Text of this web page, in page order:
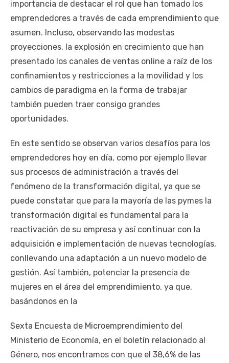
importancia de destacar el rol que han tomado los
emprendedores a través de cada emprendimiento que
asumen. Incluso, observando las modestas
proyecciones, la explosión en crecimiento que han
presentado los canales de ventas online a raíz de los
confinamientos y restricciones a la movilidad y los
cambios de paradigma en la forma de trabajar
también pueden traer consigo grandes
oportunidades.
En este sentido se observan varios desafíos para los
emprendedores hoy en día, como por ejemplo llevar
sus procesos de administración a través del
fenómeno de la transformación digital, ya que se
puede constatar que para la mayoría de las pymes la
transformación digital es fundamental para la
reactivación de su empresa y así continuar con la
adquisición e implementación de nuevas tecnologías,
conllevando una adaptación a un nuevo modelo de
gestión. Así también, potenciar la presencia de
mujeres en el área del emprendimiento, ya que,
basándonos en la
Sexta Encuesta de Microemprendimiento del
Ministerio de Economía, en el boletín relacionado al
Género, nos encontramos con que el 38,6% de las